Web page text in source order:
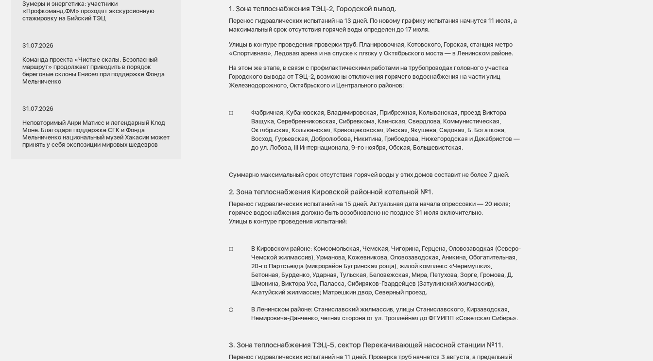
Зумеры и энергетика: участники
«Профкоманд.ФМ» проходят экскурсионную
стажировку на Бийский ТЭЦ
31.07.2026
Команда проекта «Чистые скалы. Безопасный
маршрут» продолжает приводить в порядок
береговые склоны Енисея при поддержке Фонда
Мельниченко
31.07.2026
Неповторимый Анри Матисс и легендарный Клод
Моне. Благодаря поддержке СГК и Фонда
Мельниченко национальный музей Хакасии может
принять у себя экспозиции мировых шедевров
1. Зона теплоснабжения ТЭЦ-2, Городской вывод.
Перенос гидравлических испытаний на 13 дней. По новому графику испытания начнутся 11 июля, а
максимальный срок отсутствия горячей воды определен до 17 июля.
Улицы в контуре проведения проверки труб: Планировочная, Котовского, Горская, станция метро
«Спортивная», Ледовая арена и на спуске к пляжу у Октябрьского моста — в Ленинском районе.
На этом же этапе, в связи с профилактическими работами на трубопроводах головного участка
Городского вывода от ТЭЦ-2, возможны отключения горячего водоснабжения на части улиц
Железнодорожного, Октябрьского и Центрального районов:
Фабричная, Кубановская, Владимировская, Прибрежная, Колыванская, проезд Виктора
Ващука, Серебренниковская, Сибревкома, Каинская, Свердлова, Коммунистическая,
Октябрьская, Колыванская, Кривощековская, Инская, Якушева, Садовая, Б. Богаткова,
Восход, Гурьевская, Добролюбова, Никитина, Грибоедова, Нижегородская и Декабристов —
до ул. Лобова, III Интернационала, 9-го ноября, Обская, Большевистская.
Суммарно максимальный срок отсутствия горячей воды у этих домов составит не более 7 дней.
2. Зона теплоснабжения Кировской районной котельной №1.
Перенос гидравлических испытаний на 15 дней. Актуальная дата начала опрессовки — 20 июля;
горячее водоснабжения должно быть возобновлено не позднее 31 июля включительно.
Улицы в контуре проведения испытаний:
В Кировском районе: Комсомольская, Чемская, Чигорина, Герцена, Оловозаводкая (Северо-
Чемской жилмассив), Урманова, Кожевникова, Оловозаводская, Аникина, Обогатительная,
20-го Партсъезда (микрорайон Бугринская роща), жилой комплекс «Черемушки»,
Бетонная, Бурденко, Ударная, Тульская, Беловежская, Мира, Петухова, Зорге, Громова, Д.
Шмонина, Виктора Уса, Паласса, Сибиряков-Гвардейцев (Затулинский жилмассив),
Акатуйский жилмассив; Матрешкин двор, Северный проезд.
В Ленинском районе: Станиславский жилмассив, улицы Станиславского, Кирзаводская,
Немировича-Данченко, четная сторона от ул. Троллейная до ФГУИПП «Советская Сибирь».
3. Зона теплоснабжения ТЭЦ-5, сектор Перекачивающей насосной станции №11.
Перенос гидравлических испытаний на 11 дней. Проверка труб начнется 3 августа, а предельный